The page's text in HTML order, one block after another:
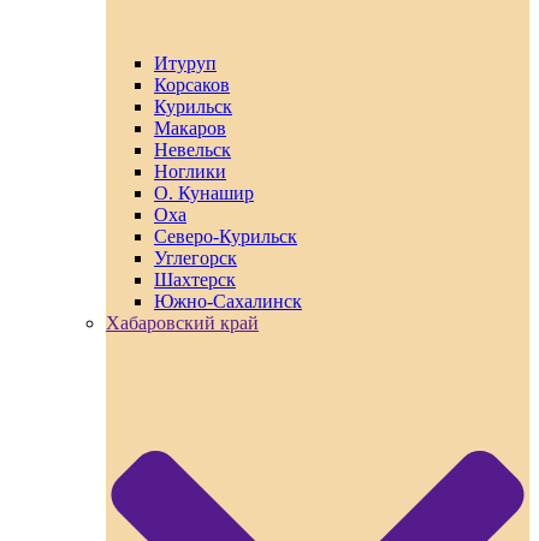
Итуруп
Корсаков
Курильск
Макаров
Невельск
Ноглики
О. Кунашир
Оха
Северо-Курильск
Углегорск
Шахтерск
Южно-Сахалинск
Хабаровский край